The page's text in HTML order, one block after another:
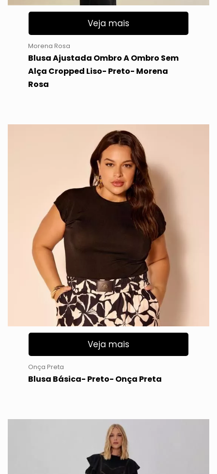
Veja mais
Morena Rosa
Blusa Ajustada Ombro A Ombro Sem
Alça Cropped Liso- Preto- Morena
Rosa
Veja mais
Onça Preta
Blusa Básica- Preto- Onça Preta